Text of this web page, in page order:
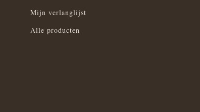
Mijn verlanglijst
Alle producten